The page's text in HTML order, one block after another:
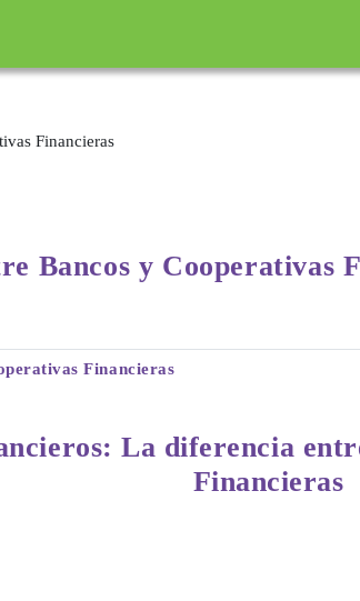
Financieras
Bancos y Cooperativas
Financieras
La diferencia
Financieras